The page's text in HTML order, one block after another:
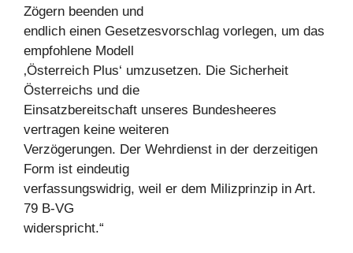
Zögern beenden und
endlich einen Gesetzesvorschlag vorlegen, um das
empfohlene Modell
‚Österreich Plus‘ umzusetzen. Die Sicherheit
Österreichs und die
Einsatzbereitschaft unseres Bundesheeres
vertragen keine weiteren
Verzögerungen. Der Wehrdienst in der derzeitigen
Form ist eindeutig
verfassungswidrig, weil er dem Milizprinzip in Art.
79 B-VG
widerspricht.“